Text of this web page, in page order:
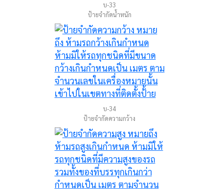
บ-33
ป้ายจำกัดน้ำหนัก
บ-34
ป้ายจำกัดความกว้าง